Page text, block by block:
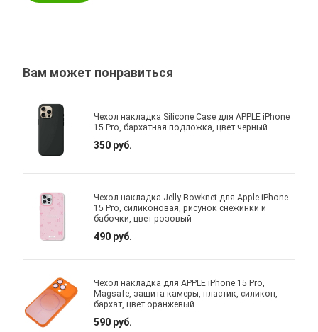
Вам может понравиться
Чехол накладка Silicone Case для APPLE iPhone
15 Pro, бархатная подложка, цвет черный
350 руб.
Чехол-накладка Jelly Bowknet для Apple iPhone
15 Pro, силиконовая, рисунок снежинки и
бабочки, цвет розовый
490 руб.
Чехол накладка для APPLE iPhone 15 Pro,
Magsafe, защита камеры, пластик, силикон,
бархат, цвет оранжевый
590 руб.